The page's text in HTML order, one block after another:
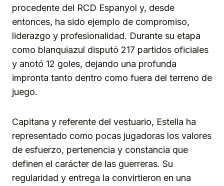
procedente del RCD Espanyol y, desde
entonces, ha sido ejemplo de compromiso,
liderazgo y profesionalidad. Durante su etapa
como blanquiazul disputó 217 partidos oficiales
y anotó 12 goles, dejando una profunda
impronta tanto dentro como fuera del terreno de
juego.
Capitana y referente del vestuario, Estella ha
representado como pocas jugadoras los valores
de esfuerzo, pertenencia y constancia que
definen el carácter de las guerreras. Su
regularidad y entrega la convirtieron en una